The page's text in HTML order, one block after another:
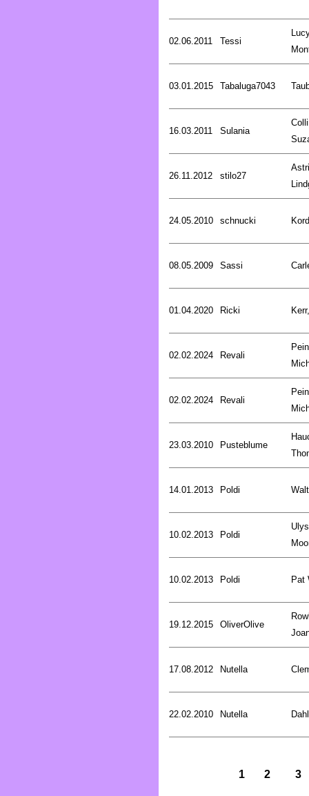
02.06.2011 Tessi
03.01.2015 Tabaluga7043
16.03.2011 Sulania
26.11.2012 stilo27
24.05.2010 schnucki
08.05.2009 Sassi
01.04.2020 Ricki
02.02.2024 Revali
02.02.2024 Revali
23.03.2010 Pusteblume
14.01.2013 Poldi
10.02.2013 Poldi
10.02.2013 Poldi Pat
19.12.2015 OliverOlive
17.08.2012 Nutella
22.02.2010 Nutella
1 2 3